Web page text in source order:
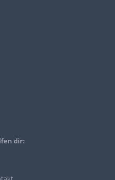
dir: